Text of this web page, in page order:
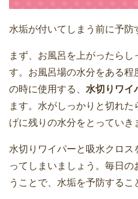
水垢が付いてしまう前に予防
まず、お風呂を上がったらし
す。お風呂場の水分をある
の時に使用する、 水切りワイ
ます。水がしっかりと切れた
げに残りの水分をとっていき
水切りワイパーと吸水クロス
ってしまいましょう。毎日
うことで、水垢を予防するこ